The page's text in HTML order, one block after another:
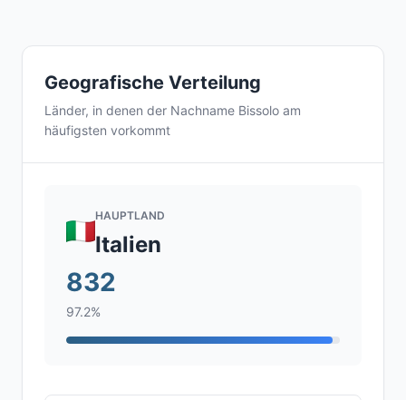
Geografische Verteilung
Länder, in denen der Nachname Bissolo am
häufigsten vorkommt
HAUPTLAND
Italien
832
97.2%